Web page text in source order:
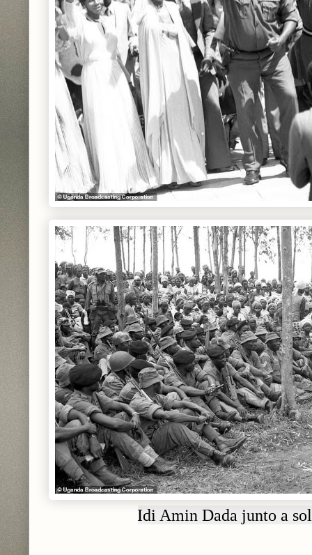
Idi Amin Dada junto a